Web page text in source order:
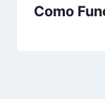
Como